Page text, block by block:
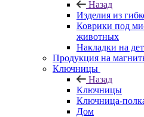
Назад
Изделия из
Коврики под
животных
Накладки на
Продукция на
Ключницы
Назад
Ключницы
Ключница-
Дом